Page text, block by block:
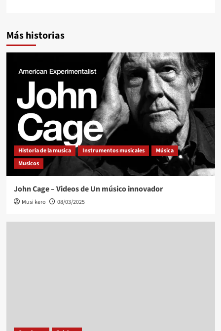
Más historias
Historia de la musica Instrumentos musicales
Música
Musicos
John Cage – Videos de Un músico innovador
Musi kero 08/03/2025